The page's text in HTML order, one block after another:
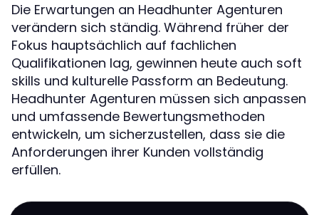
Die Erwartungen an Headhunter Agenturen
verändern sich ständig. Während früher der
Fokus hauptsächlich auf fachlichen
Qualifikationen lag, gewinnen heute auch soft
skills und kulturelle Passform an Bedeutung.
Headhunter Agenturen müssen sich anpassen
und umfassende Bewertungsmethoden
entwickeln, um sicherzustellen, dass sie die
Anforderungen ihrer Kunden vollständig
erfüllen.